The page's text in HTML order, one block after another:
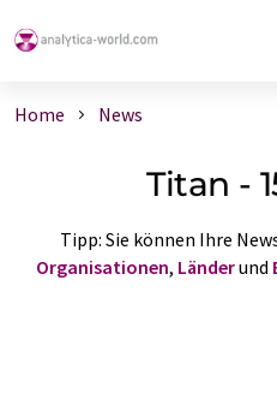
Home News
Titan -
Tipp: Sie können Ihre
Organisationen, Länderund